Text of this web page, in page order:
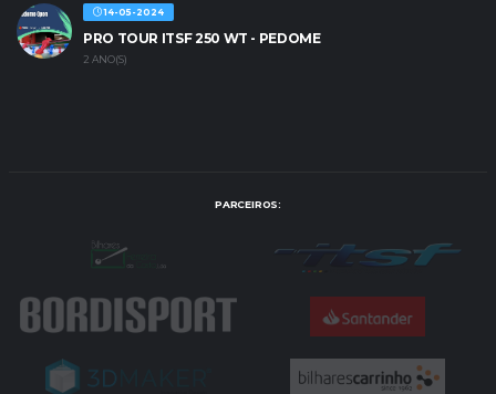
14-05-2024
PRO TOUR ITSF 250 WT - PEDOME
2 ANO(S)
PARCEIROS: